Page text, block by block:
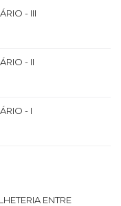
- III
- II
- I
ENTRE